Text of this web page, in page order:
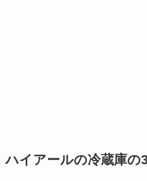
ハイアールの冷蔵庫の